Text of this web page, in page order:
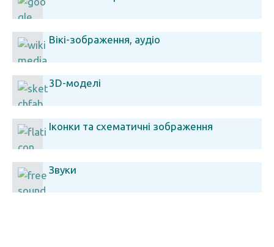
Вікі-зображення, аудіо
3D-моделі
Іконки та схематичні зображення
Звуки